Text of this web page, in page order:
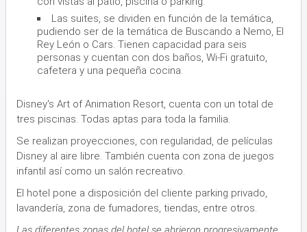
Las suites, se dividen en función de la temática,
pudiendo ser de la temática de Buscando a Nemo, El
Rey León o Cars. Tienen capacidad para seis
personas y cuentan con dos baños, Wi-Fi gratuito,
cafetera y una pequeña cocina.
Disney's Art of Animation Resort, cuenta con un total de
tres piscinas. Todas aptas para toda la familia.
Se realizan proyecciones, con regularidad, de películas
Disney al aire libre. También cuenta con zona de juegos
infantil así como un salón recreativo.
El hotel pone a disposición del cliente parking privado,
lavandería, zona de fumadores, tiendas, entre otros.